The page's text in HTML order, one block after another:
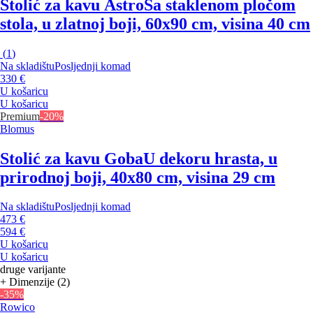
Stolić za kavu AstroSa staklenom pločom
stola, u zlatnoj boji, 60x90 cm, visina 40 cm
(1)
Na skladištuPosljednji komad
330 €
U košaricu
U košaricu
Premium-20%
Blomus
Stolić za kavu GobaU dekoru hrasta, u
prirodnoj boji, 40x80 cm, visina 29 cm
Na skladištuPosljednji komad
473 €
594 €
U košaricu
U košaricu
druge varijante
+ Dimenzije (2)
-35%
Rowico